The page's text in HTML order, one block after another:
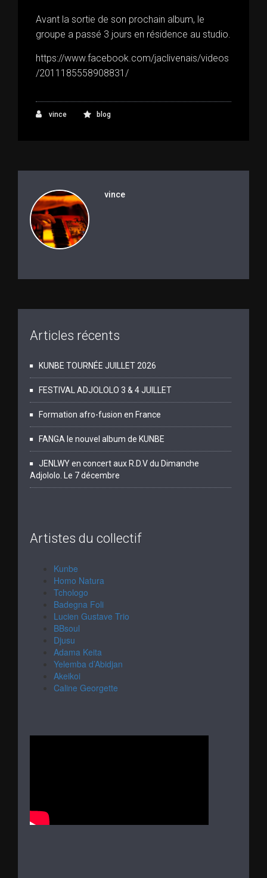
Avant la sortie de son prochain album, le
groupe a passé 3 jours en résidence au studio.
https://www.facebook.com/jaclivenais/videos
/2011185558908831/
vince blog
vince
Articles récents
KUNBE TOURNÉE JUILLET 2026
FESTIVAL ADJOLOLO 3 & 4 JUILLET
Formation afro-fusion en France
FANGA le nouvel album de KUNBE
JENLWY en concert aux R.D.V du Dimanche
Adjololo. Le 7 décembre
Artistes du collectif
Kunbe
Homo Natura
Tchologo
Badegna Foli
Lucien Gustave Trio
BBsoul
Djusu
Adama Keita
Yelemba d’Abidjan
Akeikoi
Caline Georgette